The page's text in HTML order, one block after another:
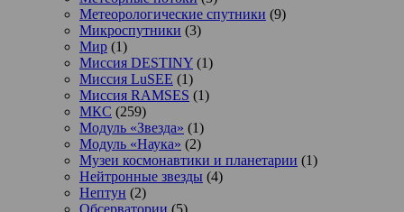
Метеорологические спутники (9)
Микроспутники (3)
Мир (1)
Миссия DESTINY (1)
Миссия LuSEE (1)
Миссия RAMSES (1)
МКС (259)
Модуль «Звезда» (1)
Модуль «Наука» (2)
Музеи космонавтики и планетарии (1)
Нейтронные звезды (4)
Нептун (2)
Обсерватории (5)